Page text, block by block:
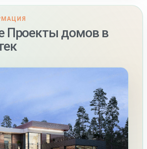
Проекты домов в